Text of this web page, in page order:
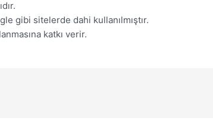
gibi sitelerde dahi kullanılmıştır.
katkı verir.